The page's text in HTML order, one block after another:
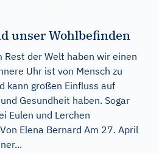
unser Wohlbefinden
der Welt haben wir einen
Uhr ist von Mensch zu
kann großen Einfluss auf
Gesundheit haben. Sogar
Eulen und Lerchen
Elena Bernard Am 27. April